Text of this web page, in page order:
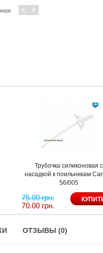
‹ ›
Трубочка силиконовая с
насадкой к поильникам
56/005
75.00 грн.
70.00 грн.
ОТЗЫВЫ (0)